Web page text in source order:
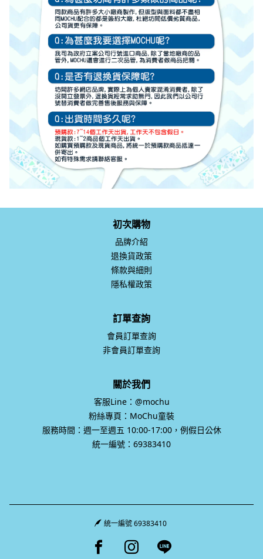
初次購物
品牌介紹
退換貨政策
條款與細則
隱私權政策
訂單查詢
會員訂單查詢
非會員訂單查詢
關於我們
客服Line：@mochu
粉絲專頁：MoChu童裝
服務時間：週一至週五 10:00-17:00，例假日公休
統一編號：69383410
統一編號 69383410
Facebook page
Instagram page
Line page